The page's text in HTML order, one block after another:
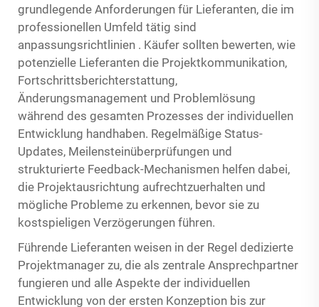
grundlegende Anforderungen für Lieferanten, die im
professionellen Umfeld tätig sind
anpassungsrichtlinien . Käufer sollten bewerten, wie
potenzielle Lieferanten die Projektkommunikation,
Fortschrittsberichterstattung,
Änderungsmanagement und Problemlösung
während des gesamten Prozesses der individuellen
Entwicklung handhaben. Regelmäßige Status-
Updates, Meilensteinüberprüfungen und
strukturierte Feedback-Mechanismen helfen dabei,
die Projektausrichtung aufrechtzuerhalten und
mögliche Probleme zu erkennen, bevor sie zu
kostspieligen Verzögerungen führen.
Führende Lieferanten weisen in der Regel dedizierte
Projektmanager zu, die als zentrale Ansprechpartner
fungieren und alle Aspekte der individuellen
Entwicklung von der ersten Konzeption bis zur